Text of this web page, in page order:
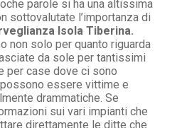
parole si ha una altissima
sottovalutate l’importanza di
Isola Tiberina.
non solo per quanto riguarda
da sole per tantissimi
per case dove ci sono
essere vittime e
drammatiche. Se
sui vari impianti che
direttamente le ditte che